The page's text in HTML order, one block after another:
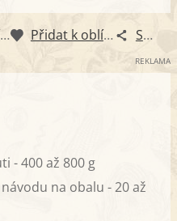
Zapsat do nutričního diáře Přidat k oblíbeným Sdílet
REKLAMA
- 400 až 800 g
na obalu - 20 až